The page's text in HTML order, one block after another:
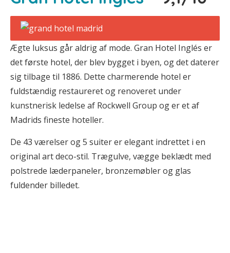
Ægte luksus går aldrig af mode. Gran Hotel Inglés er
det første hotel, der blev bygget i byen, og det daterer
sig tilbage til 1886. Dette charmerende hotel er
fuldstændig restaureret og renoveret under
kunstnerisk ledelse af Rockwell Group og er et af
Madrids fineste hoteller.
De 43 værelser og 5 suiter er elegant indrettet i en
original art deco-stil. Trægulve, vægge beklædt med
polstrede læderpaneler, bronzemøbler og glas
fuldender billedet.